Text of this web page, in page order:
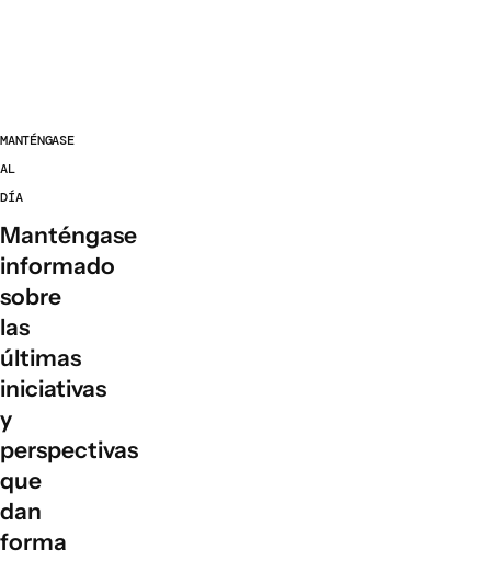
sistemas alimentarios
MANTÉNGASE
AL
DÍA
Manténgase
informado
sobre
las
últimas
iniciativas
y
perspectivas
que
dan
forma